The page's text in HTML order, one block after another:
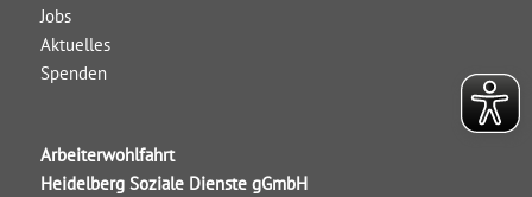
Jobs
Aktuelles
Spenden
Arbeiterwohlfahrt
Heidelberg Soziale Dienste gGmbH